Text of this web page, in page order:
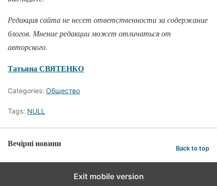
Редакция сайта не несет ответственности за содержание
блогов. Мнение редакции может отличаться от
авторского.
Татьяна СВЯТЕНКО
Categories: Общество
Tags: NULL
Вечірні новини Back to top
Exit mobile version